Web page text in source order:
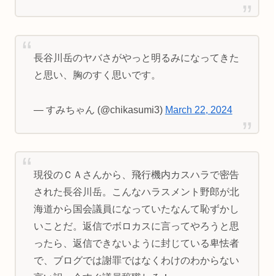
長谷川岳のヤバさがやっと明るみになってきた
と思い、胸のすく思いです。
— すみちゃん (@chikasumi3) March 22, 2024
現役のＣＡさんから、飛行機内カスハラで密告
された長谷川岳。こんなハラスメント野郎が北
海道から国会議員になっていたなんて恥ずかし
いことだ。返信でボロカスに言ってやろうと思
ったら、返信できないように封じている卑怯者
で、ブログでは謝罪ではなくわけのわからない